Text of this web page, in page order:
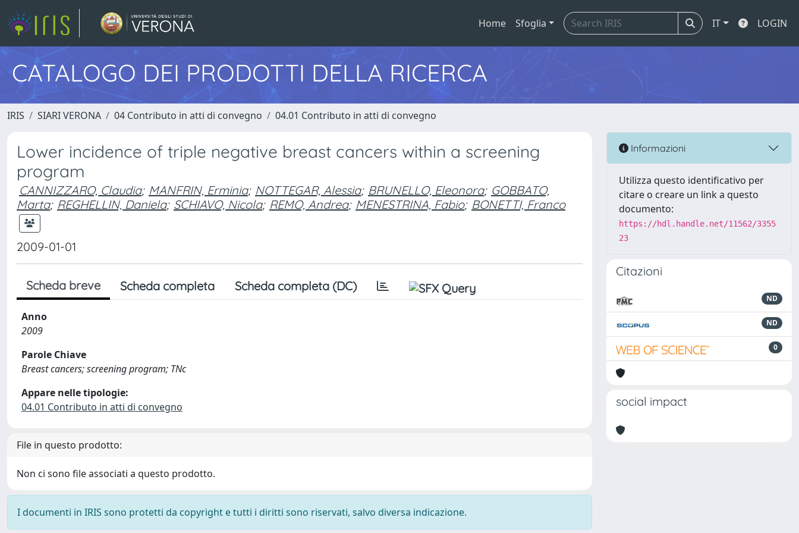
Home Sfoglia IT LOGIN
CATALOGO DEI PRODOTTI DELLA RICERCA
IRIS SIARI VERONA 04 Contributo in atti di convegno 04.01 Contributo in atti di convegno
Lower incidence of triple negative breast cancers within a screening
program
CANNIZZARO, Claudia; MANFRIN, Erminia; NOTTEGAR, Alessia; BRUNELLO, Eleonora; GOBBATO,
Marta; REGHELLIN, Daniela; SCHIAVO, Nicola; REMO, Andrea; MENESTRINA, Fabio; BONETTI, Franco
2009-01-01
Scheda breve Scheda completa Scheda completa (DC)
Anno
2009
Parole Chiave
Breast cancers; screening program; TNc
Appare nelle tipologie:
04.01 Contributo in atti di convegno
File in questo prodotto:
Non ci sono file associati a questo prodotto.
I documenti in IRIS sono protetti da copyright e tutti i diritti sono riservati, salvo diversa indicazione.
Informazioni
Utilizza questo identificativo per
citare o creare un link a questo
documento:
https://hdl.handle.net/11562/3355
23
Citazioni
ND
ND
0
social impact